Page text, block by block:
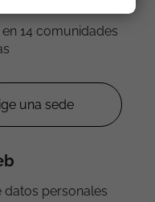
14 comunidades
personales